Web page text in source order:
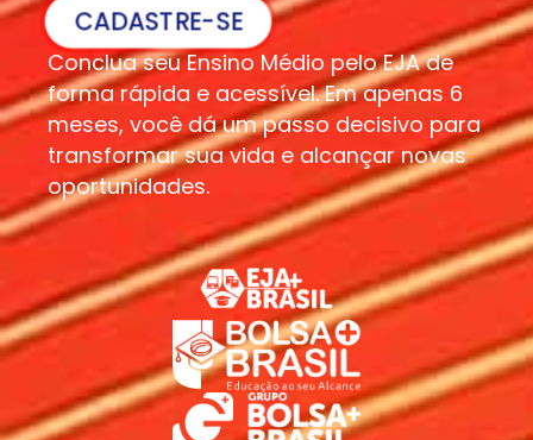
CADASTRE-SE
Conclua seu Ensino Médio pelo EJA de
forma rápida e acessível. Em apenas 6
meses, você dá um passo decisivo para
transformar sua vida e alcançar novas
oportunidades.